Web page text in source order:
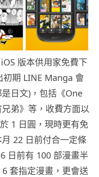
版本供用家免費下
初期 LINE Manga 會
日文)，包括《One
弟》等，收費方面以
1 日圓，現時更有免
22 日前付合一定條
日前有 100 部漫畫半
套指定漫畫，更會送